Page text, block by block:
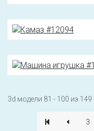
3d модели 81 - 100 из 149
3